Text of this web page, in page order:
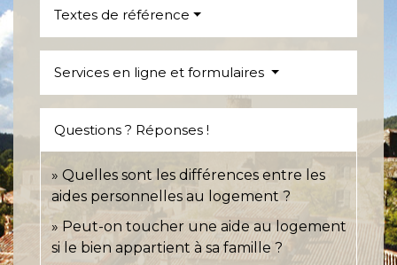
Textes de référence
Services en ligne et formulaires
Questions ? Réponses !
Quelles sont les différences entre les
aides personnelles au logement ?
Peut-on toucher une aide au logement
si le bien appartient à sa famille ?